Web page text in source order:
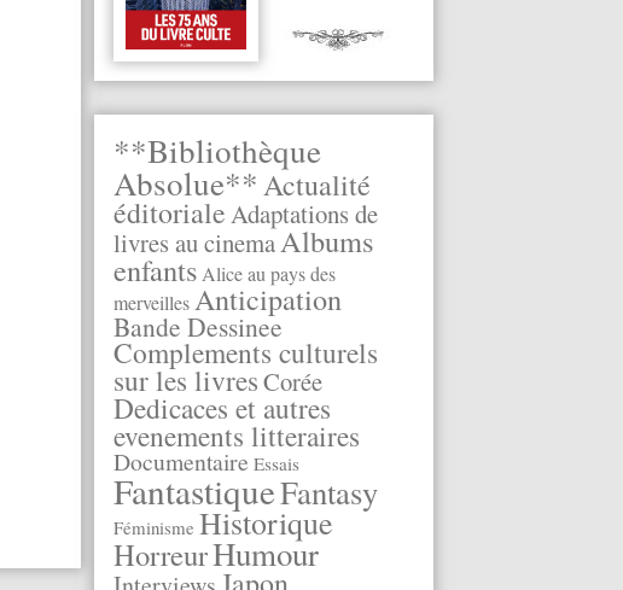
**Bibliothèque
Absolue**Actualité
éditorialeAdaptations de
livres au cinemaAlbums
enfantsAlice au pays des
merveillesAnticipation
Bande Dessinee
Complements culturels
sur les livresCorée
Dedicaces et autres
evenements litteraires
Documentaire Essais
FantastiqueFantasy
Féminisme Historique
HorreurHumour